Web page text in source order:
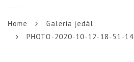
Home
Galeria jedál
PHOTO-2020-10-12-18-51-14